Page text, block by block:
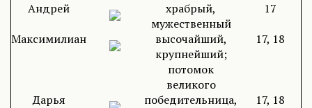
Андрей
храбрый,
мужественный
17
Максимилиан
высочайший,
крупнейший;
потомок
великого
17, 18
Дарья
победительница,
17, 18